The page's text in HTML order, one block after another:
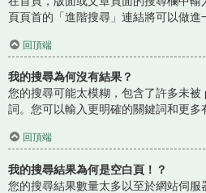
頁頁首的「進階搜尋」連結將可以做進
回頂端
我的搜尋為何沒有結果？
您的搜尋可能太模糊，包含了許多未被
詞。您可以輸入更明確的關鍵詞和更多
回頂端
我的搜尋結果為何是空白頁！？
您的搜尋結果數量太多以至於網站伺